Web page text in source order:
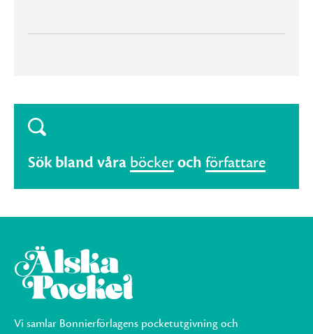
Sök bland våra böckeroch författare
Vi samlar Bonnierförlagens pocketutgivning och